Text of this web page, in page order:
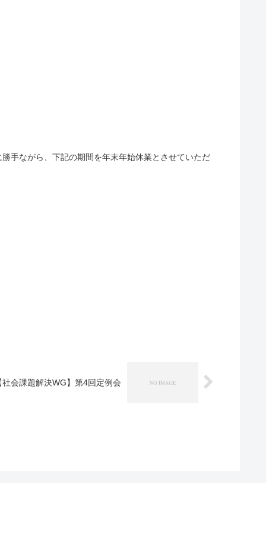
ら、下記の期間を年末年始休業とさせていただ
社会課題解決WG】第4回定例会